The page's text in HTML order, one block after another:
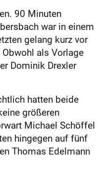
90 Minuten
war in einem
gelang kurz vor
als Vorlage
Dominik Drexler
hatten beide
größeren
Michael Schöffel
hingegen auf fünf
Thomas Edelmann